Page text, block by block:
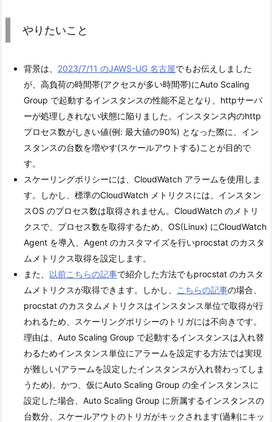
やりたいこと
背景は、 2023/7/11 のJAWS-UG 名古屋でもお伝えしました
が、高負荷の時間帯(アクセスが多い時間帯)にAuto Scaling
Group で起動するインスタンスの性能不足となり、httpサーバ
ーが処理しきれない状態に陥りました。インスタンス内のhttp
プロセス数がしきい値(例: 最大値の90%) となった際に、イン
スタンスの台数を増やす(スケールアウトする)ことが目的で
す。
スケーリングポリシーには、CloudWatch アラームを使用しま
す。しかし、標準のCloudWatch メトリクスには、インスタン
スOS のプロセス数は取得されません。CloudWatch のメトリ
クスで、プロセス数を取得するため、OS(Linux) にCloudWatch
Agent を導入、Agent のカスタマイズを行いprocstat のカスタ
ムメトリクス取得を設定します。
また、 以前こちらの記事で紹介した方法でもprocstat のカスタ
ムメトリクスが取得できます。しかし、
こちらの記事の場合、
procstat のカスタムメトリクスはインスタンス単位で取得が行
われるため、スケーリングポリシーのトリガには不向きです。
理由は、Auto Scaling Group で起動するインスタンスは入れ替
わるためインスタンス単位にアラームを設定する方法では実現
が難しい(アラームを設定したインスタンスが入れ替わってしま
うため)。かつ、仮にAuto Scaling Group の全インスタンスに
設定した場合、Auto Scaling Group に所属するインスタンスの
台数分、スケールアウトのトリガがキックされます(過剰にキッ